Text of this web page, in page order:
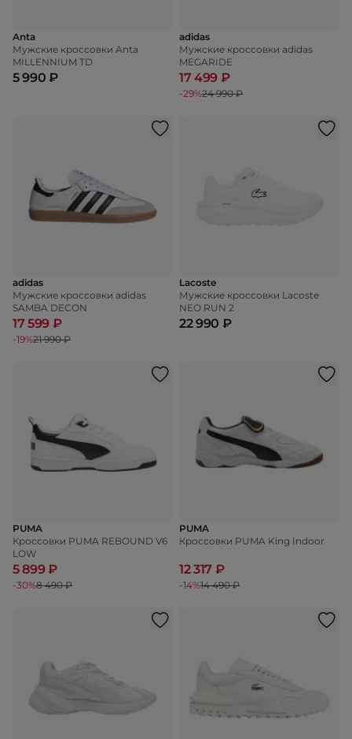
Anta
Мужские кроссовки Anta
MILLENNIUM TD
5 990 ₽
adidas
Мужские кроссовки adidas
MEGARIDE
17 499 ₽
-29%24 990 ₽
adidas
Мужские кроссовки adidas
SAMBA DECON
17 599 ₽
-19%21 990 ₽
Lacoste
Мужские кроссовки Lacoste
NEO RUN 2
22 990 ₽
PUMA
Кроссовки PUMA REBOUND V6
LOW
5 899 ₽
-30%8 490 ₽
PUMA
Кроссовки PUMA King Indoor
12 317 ₽
-14%14 490 ₽